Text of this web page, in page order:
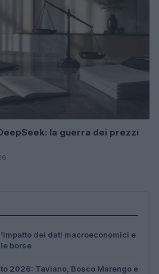
la guerra dei prezzi
dei dati macroeconomici e
borse
2026: Taviano, Bosco Marengo e